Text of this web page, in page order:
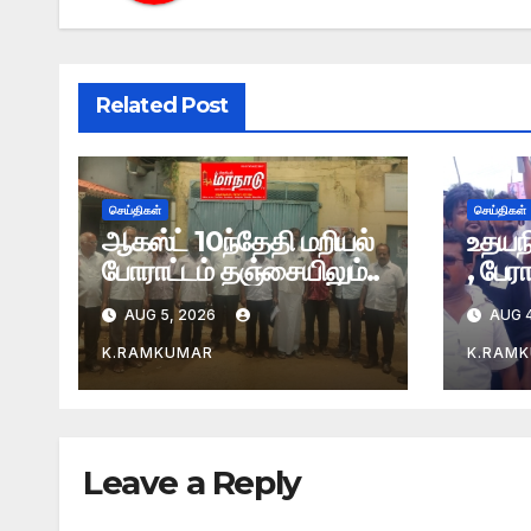
Related Post
செய்திகள்
ஆகஸ்ட் 10ந்தேதி மறியல்
போராட்டம் தஞ்சையிலும்..
AUG 5, 2026
K.RAMKUMAR
செய்திகள்
,
AUG
Leave a Reply